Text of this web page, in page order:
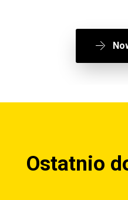
Ostatnio